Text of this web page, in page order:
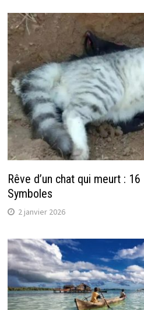
Rêve d’un chat qui meurt :
Symboles
2 janvier 2026